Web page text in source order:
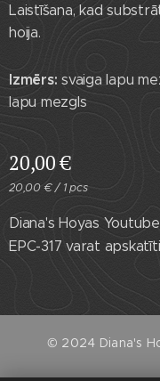
Laistīšana, kad
hoija.
Izmērs:svaiga lapu
lapu mezgls
20,00€
20,00 € / 1 pcs
Diana's Hoyas
EPC-317 varat
© 2024 Diana's